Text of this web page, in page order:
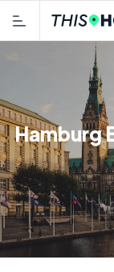
Hamburg